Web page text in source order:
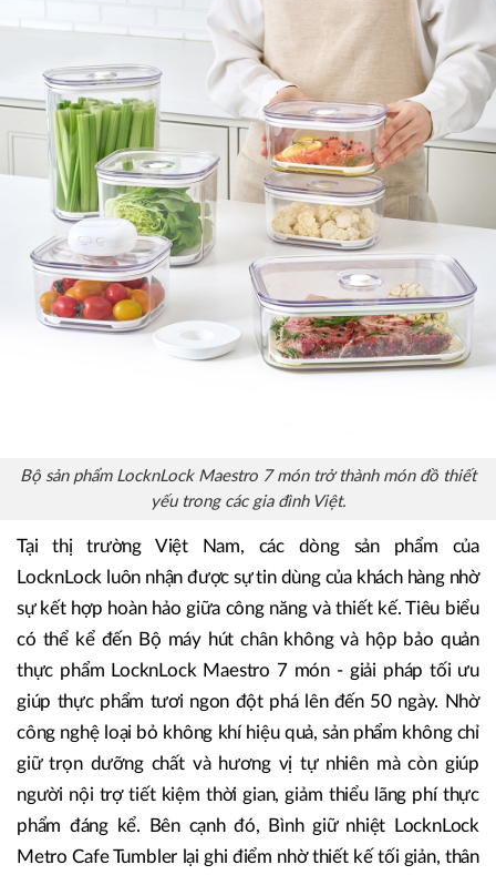
Bộ sản phẩm LocknLock Maestro 7 món trở thành món đồ thiết
yếu trong các gia đình Việt.
Tại thị trường Việt Nam, các dòng sản phẩm của
LocknLock luôn nhận được sự tin dùng của khách hàng nhờ
sự kết hợp hoàn hảo giữa công năng và thiết kế. Tiêu biểu
có thể kể đến Bộ máy hút chân không và hộp bảo quản
thực phẩm LocknLock Maestro 7 món - giải pháp tối ưu
giúp thực phẩm tươi ngon đột phá lên đến 50 ngày. Nhờ
công nghệ loại bỏ không khí hiệu quả, sản phẩm không chỉ
giữ trọn dưỡng chất và hương vị tự nhiên mà còn giúp
người nội trợ tiết kiệm thời gian, giảm thiểu lãng phí thực
phẩm đáng kể. Bên cạnh đó, Bình giữ nhiệt LocknLock
Metro Cafe Tumbler lại ghi điểm nhờ thiết kế tối giản, thân